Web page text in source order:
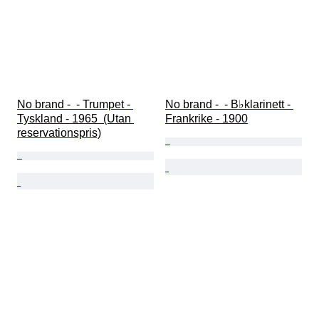
No brand -  - Trumpet -
Tyskland - 1965  (Utan
reservationspris)
No brand -  - B♭klarinett -
Frankrike - 1900